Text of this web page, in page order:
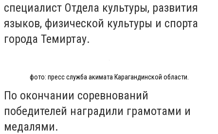
специалист Отдела культуры, развития
языков, физической культуры и спорта
города Темиртау.
фото: пресс служба акимата Карагандинской области.
По окончании соревнований
победителей наградили грамотами и
медалями.